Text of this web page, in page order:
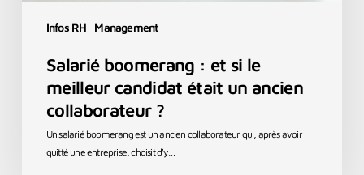
Infos RH Management
Salarié boomerang : et si le
meilleur candidat était un ancien
collaborateur ?
Un salarié boomerang est un ancien collaborateur qui, après avoir
quitté une entreprise, choisit d'y…